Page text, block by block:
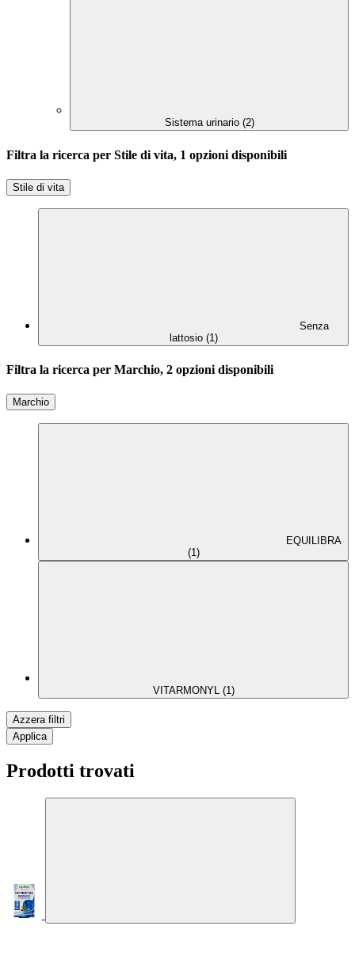
Sistema urinario (2)
Filtra la ricerca per Stile di vita, 1 opzioni disponibili
Stile di vita
Senza
lattosio (1)
Filtra la ricerca per Marchio, 2 opzioni disponibili
Marchio
EQUILIBRA
(1)
VITARMONYL (1)
Azzera filtri
Applica
Prodotti trovati